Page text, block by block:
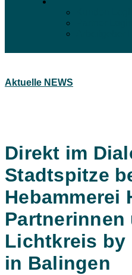
Aktuelle NEWS
Direkt im
Stadtspitze
Hebammerei
Partnerinnen
Lichtkreis by
in Balingen